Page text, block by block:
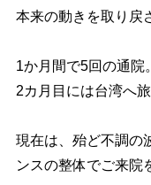
本来の動きを取り戻
1か月間で5回の通院。
2カ月目には台湾へ
現在は、殆ど不調の
ンスの整体でご来院